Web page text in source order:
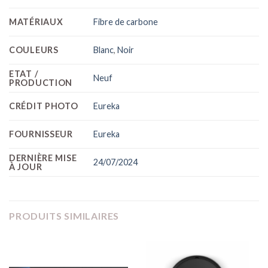
MATÉRIAUX Fibre de carbone
COULEURS Blanc,Noir
ETAT /
PRODUCTION
Neuf
CRÉDIT PHOTO Eureka
FOURNISSEUR Eureka
DERNIÈRE MISE
À JOUR
24/07/2024
PRODUITS SIMILAIRES